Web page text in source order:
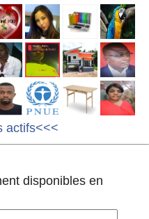
actifs<<<
disponibles en